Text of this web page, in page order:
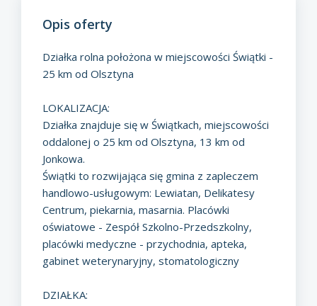
Opis oferty
Działka rolna położona w miejscowości Świątki -
25 km od Olsztyna
LOKALIZACJA:
Działka znajduje się w Świątkach, miejscowości
oddalonej o 25 km od Olsztyna, 13 km od
Jonkowa.
Świątki to rozwijająca się gmina z zapleczem
handlowo-usługowym: Lewiatan, Delikatesy
Centrum, piekarnia, masarnia. Placówki
oświatowe - Zespół Szkolno-Przedszkolny,
placówki medyczne - przychodnia, apteka,
gabinet weterynaryjny, stomatologiczny
DZIAŁKA: